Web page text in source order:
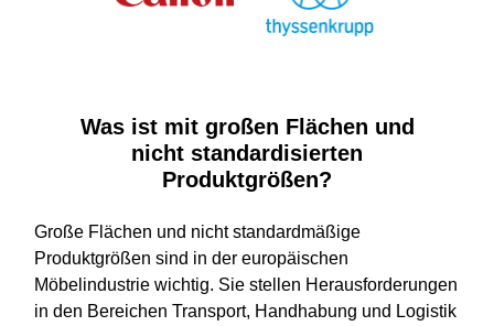
Was ist mit großen Flächen und
nicht standardisierten
Produktgrößen?
Große Flächen und nicht standardmäßige
Produktgrößen sind in der europäischen
Möbelindustrie wichtig. Sie stellen Herausforderungen
in den Bereichen Transport, Handhabung und Logistik